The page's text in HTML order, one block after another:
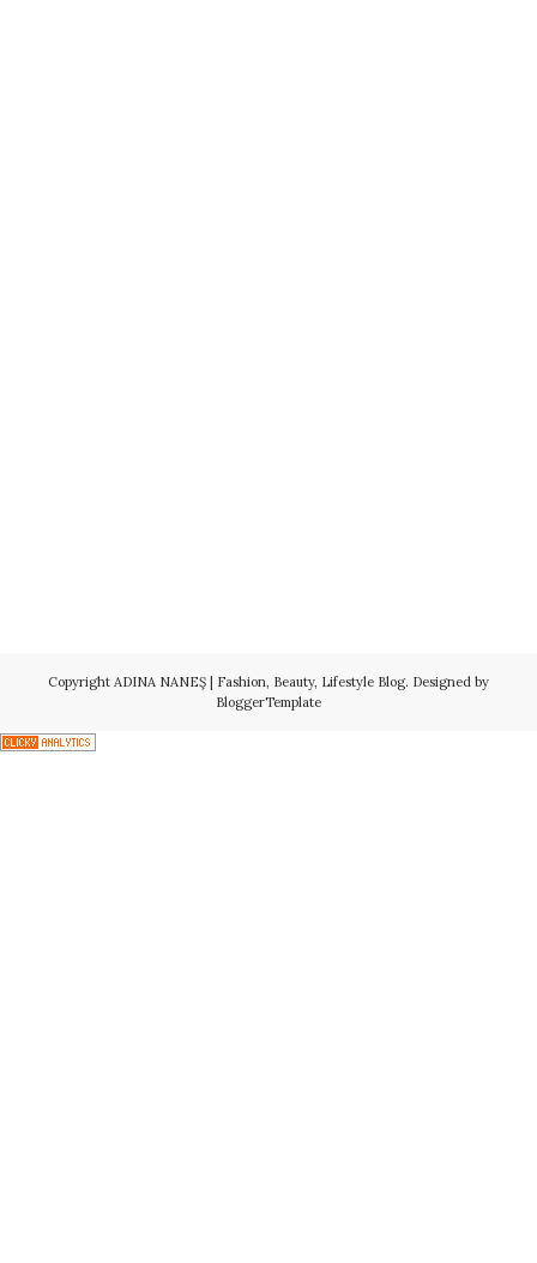
Copyright ADINA NANEŞ | Fashion, Beauty, Lifestyle Blog. Designed by
BloggerTemplate